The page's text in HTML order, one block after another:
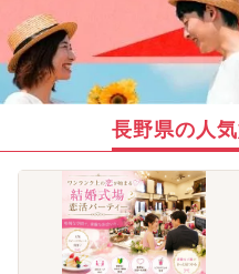
長野県の人